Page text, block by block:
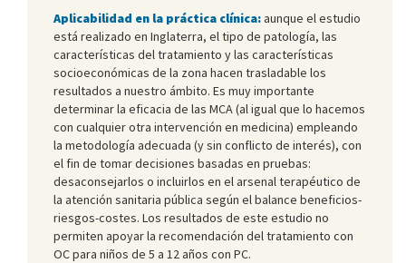
Aplicabilidad en la práctica clínica:aunque el estudio
está realizado en Inglaterra, el tipo de patología, las
características del tratamiento y las características
socioeconómicas de la zona hacen trasladable los
resultados a nuestro ámbito. Es muy importante
determinar la eficacia de las MCA (al igual que lo hacemos
con cualquier otra intervención en medicina) empleando
la metodología adecuada (y sin conflicto de interés), con
el fin de tomar decisiones basadas en pruebas:
desaconsejarlos o incluirlos en el arsenal terapéutico de
la atención sanitaria pública según el balance beneficios-
riesgos-costes. Los resultados de este estudio no
permiten apoyar la recomendación del tratamiento con
OC para niños de 5 a 12 años con PC.